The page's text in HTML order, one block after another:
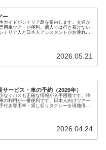
ー
ガイドがシチリア島を案内します。交通が
用車ツアーが便利。個人では行き着けない
チリア人と日本人アシスタントがお連れし
2026.05.21
ービス・車の予約（2026年）
なくバスも正確な情報が入手困難です。時
の利用が一番便利です。日本人向けツアー
付き専用車・貸し切りタクシーを現地価格
2026.04.24